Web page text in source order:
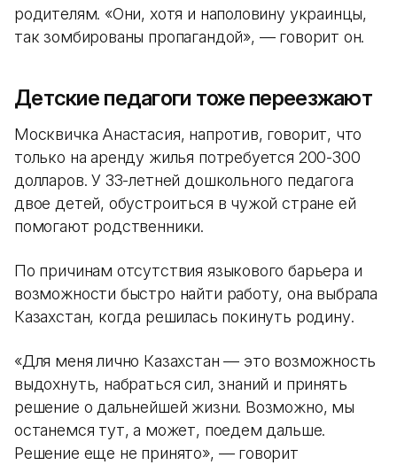
родителям. «Они, хотя и наполовину украинцы,
так зомбированы пропагандой», — говорит он.
Детские педагоги тоже переезжают
Москвичка Анастасия, напротив, говорит, что
только на аренду жилья потребуется 200-300
долларов. У 33-летней дошкольного педагога
двое детей, обустроиться в чужой стране ей
помогают родственники.
По причинам отсутствия языкового барьера и
возможности быстро найти работу, она выбрала
Казахстан, когда решилась покинуть родину.
«Для меня лично Казахстан — это возможность
выдохнуть, набраться сил, знаний и принять
решение о дальнейшей жизни. Возможно, мы
останемся тут, а может, поедем дальше.
Решение еще не принято», — говорит